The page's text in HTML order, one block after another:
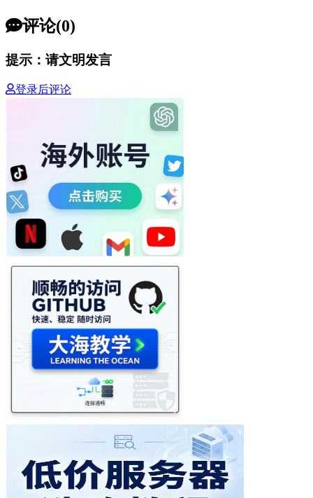
评论(0)
提示：请文明发言
登录后评论